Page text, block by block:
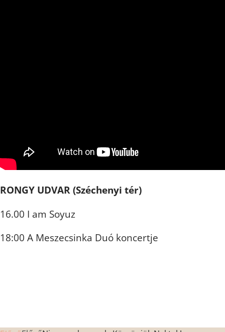
RONGY UDVAR (Széchenyi tér)
16.00 I am Soyuz
18:00 A Meszecsinka Duó koncertje